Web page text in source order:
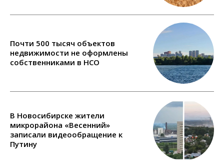
Почти 500 тысяч объектов
недвижимости не оформлены
собственниками в НСО
В Новосибирске жители
микрорайона «Весенний»
записали видеообращение к
Путину